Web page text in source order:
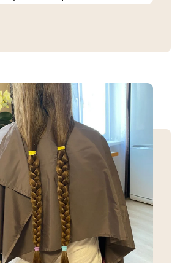
закрепите волосы
то косичку
в пакет или бумагу.
приходите в салон «Банк